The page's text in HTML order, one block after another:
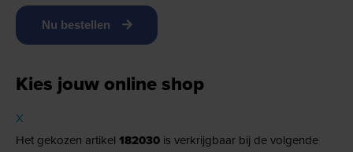
Nu bestellen
Kies jouw online shop
X
Het gekozen artikel 182030 is verkrijgbaar bij de volgende